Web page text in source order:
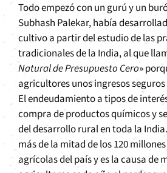
Todo empezó con un gurú y un
Subhash Palekar, había
cultivo a partir del estudio de las
tradicionales de la India, al que
Natural de Presupuesto Cero»
agricultores unos ingresos
El endeudamiento a tipos de
compra de productos químicos y
del desarrollo rural en toda la
más de la mitad de los 120
agrícolas del país y es la causa de